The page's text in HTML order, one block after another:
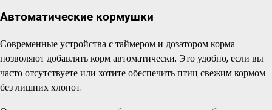
Автоматические кормушки
Современные устройства с таймером и дозатором корма
позволяют добавлять корм автоматически. Это удобно, если вы
часто отсутствуете или хотите обеспечить птиц свежим кормом
без лишних хлопот.